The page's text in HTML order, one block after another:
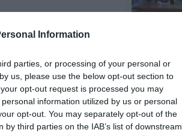
Information
parties, or processing of your personal or
us, please use the below opt-out section to
opt-out request is processed you may
information utilized by us or personal
opt-out. You may separately opt-out of the
third parties on the IAB’s list of downstream
incrementi rilevati alla
che, pur con una nube
effetti di ricaduta sono
limitrofi, per verificare
aggiornamenti saranno